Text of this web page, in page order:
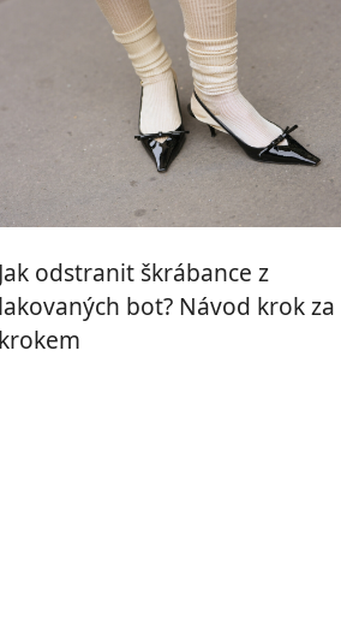
Jak odstranit škrábance z
lakovaných bot? Návod krok za
krokem